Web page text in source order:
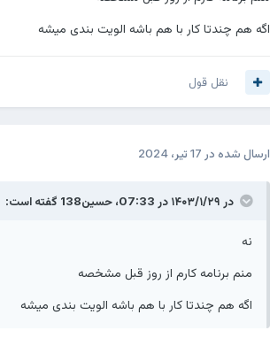
قید همه چیز رو میزنین
و بیشتر وقتتون رو تلف میکنین تا زمان زود تر بگذره
یا فقط من اینجوریم؟
اگه هم چندتا کار با هم باشه الویت بندی میشه
نقل قول
ارسال شده در 17 تیر، 2024
در ۱۴۰۳/۱/۲۹ در 07:33، حسین138 گفته است:
نه
منم برنامه کارم از روز قبل مشخصه
اگه هم چندتا کار با هم باشه الویت بندی میشه